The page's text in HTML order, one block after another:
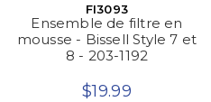
FI3093
Ensemble de filtre en
mousse - Bissell Style 7 et
8 - 203-1192
$19.99